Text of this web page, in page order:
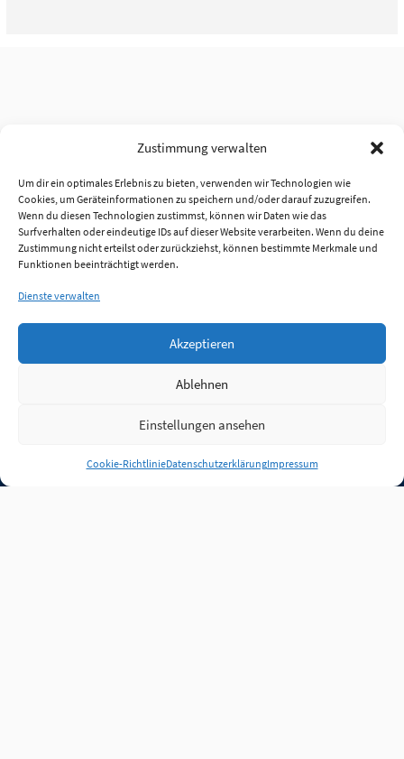
Zustimmung verwalten
Um dir ein optimales Erlebnis zu bieten, verwenden wir Technologien wie
Cookies, um Geräteinformationen zu speichern und/oder darauf zuzugreifen.
Wenn du diesen Technologien zustimmst, können wir Daten wie das
Surfverhalten oder eindeutige IDs auf dieser Website verarbeiten. Wenn du deine
Zustimmung nicht erteilst oder zurückziehst, können bestimmte Merkmale und
Funktionen beeinträchtigt werden.
Dienste verwalten
Akzeptieren
Ablehnen
Einstellungen ansehen
Cookie-RichtlinieDatenschutzerklärungImpressum
Anmelden
Jobs Partner FAQ Quellen